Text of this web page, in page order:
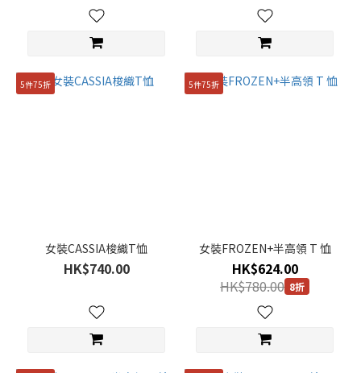
5件75折
女裝CASSIA梭織T恤
HK$740.00
5件75折
女裝FROZEN+半高領 T 恤
HK$624.00
HK$780.00 8折